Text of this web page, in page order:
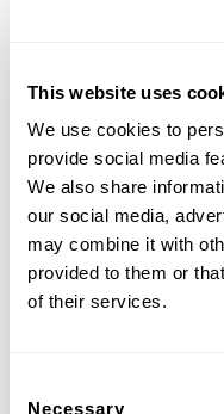
This website uses
We use cookies to
provide social media
We also share
our social media,
may combine it with
provided to them or
of their services.
Necessary
Verbeterde
en aanbod – zorgt
het belangrijker dan
beheren door middel
om pieken tijdens
Verbeterde
efficiëntie
om up-time en lagere